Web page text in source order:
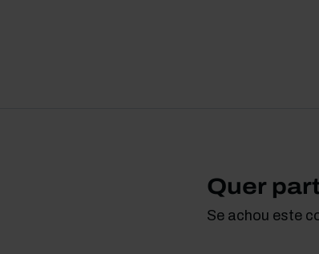
Quer
Se achou este